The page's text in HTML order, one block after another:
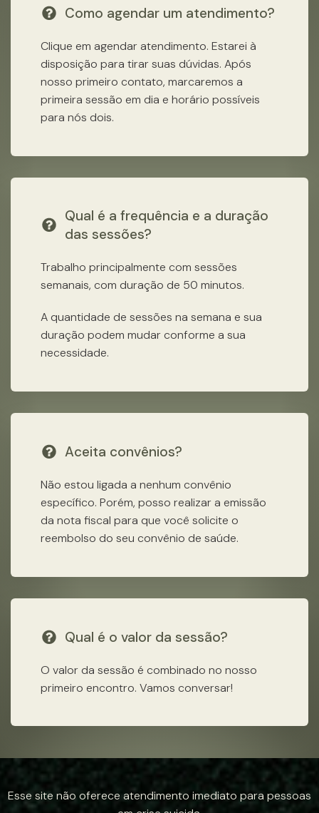
Como agendar um atendimento?
Clique em agendar atendimento. Estarei à
disposição para tirar suas dúvidas. Após
nosso primeiro contato, marcaremos a
primeira sessão em dia e horário possíveis
para nós dois.
Qual é a frequência e a duração
das sessões?
Trabalho principalmente com sessões
semanais, com duração de 50 minutos.
A quantidade de sessões na semana e sua
duração podem mudar conforme a sua
necessidade.
Aceita convênios?
Não estou ligada a nenhum convênio
específico. Porém, posso realizar a emissão
da nota fiscal para que você solicite o
reembolso do seu convênio de saúde.
Qual é o valor da sessão?
O valor da sessão é combinado no nosso
primeiro encontro. Vamos conversar!
Esse site não oferece atendimento imediato para pessoas